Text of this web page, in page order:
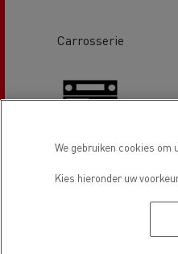
Carrosserie
We gebruiken cookies om
Kies hieronder uw